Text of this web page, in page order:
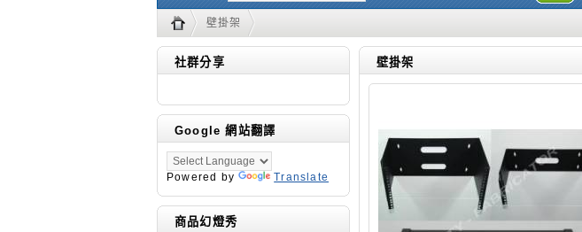
壁掛架
社群分享
Google 網站翻譯
Powered by Translate
商品幻燈秀
壁掛架